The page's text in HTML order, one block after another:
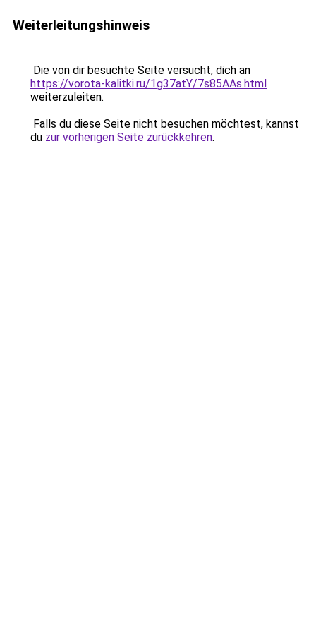
Weiterleitungshinweis
Die von dir besuchte Seite versucht, dich an
https://vorota-kalitki.ru/1g37atY/7s85AAs.html
weiterzuleiten.
Falls du diese Seite nicht besuchen möchtest, kannst
du zur vorherigen Seite zurückkehren.